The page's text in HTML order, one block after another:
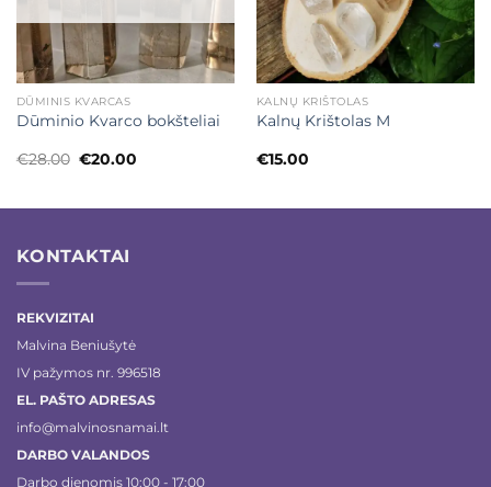
DŪMINIS KVARCAS
Dūminio Kvarco bokšteliai
€28.00 Original
price
€20.00Current
KALNŲ KRIŠTOLAS
Kalnų Krištolas M
€15.00
KONTAKTAI
REKVIZITAI
Malvina Beniušytė
IV pažymos nr. 996518
EL. PAŠTO ADRESAS
info@malvinosnamai.lt
DARBO VALANDOS
Darbo dienomis 10:00 - 17:00